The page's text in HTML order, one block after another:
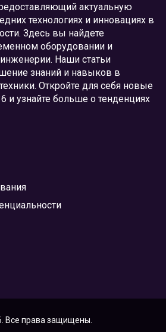
актуальную
технологиях и инновациях в
Здесь вы найдете
оборудовании и
Наши статьи
знаний и навыков в
Откройте для себя новые
и узнайте больше о тенденциях
Все права защищены.